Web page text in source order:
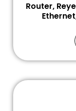
Router,